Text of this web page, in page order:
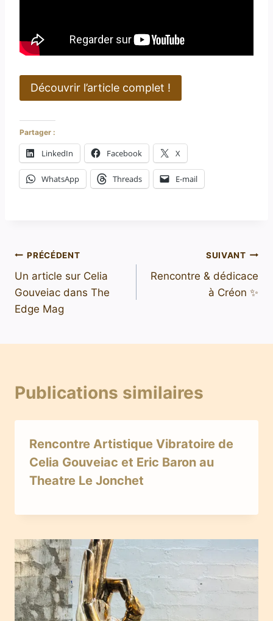
Découvrir l’article complet !
Partager :
LinkedIn Facebook X
WhatsApp Threads E-mail
PRÉCÉDENT
Un article sur Celia
Gouveiac dans The
Edge Mag
SUIVANT
Rencontre & dédicace
à Créon ✨
Publications similaires
Rencontre Artistique Vibratoire de
Celia Gouveiac et Eric Baron au
Theatre Le Jonchet